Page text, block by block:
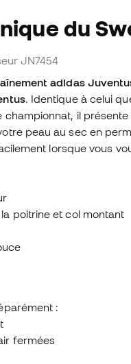
du
JN7454
adidas
. Identique à celui
il
peau au sec en
lorsque vous
poitrine et col montant
:
fermées